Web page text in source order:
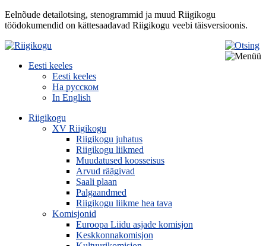
Eelnõude detailotsing, stenogrammid ja muud Riigikogu
töödokumendid on kättesaadavad Riigikogu veebi täisversioonis.
Eesti keeles
Eesti keeles
На русском
In English
Riigikogu
XV Riigikogu
Riigikogu juhatus
Riigikogu liikmed
Muudatused koosseisus
Arvud räägivad
Saali plaan
Palgaandmed
Riigikogu liikme hea tava
Komisjonid
Euroopa Liidu asjade komisjon
Keskkonnakomisjon